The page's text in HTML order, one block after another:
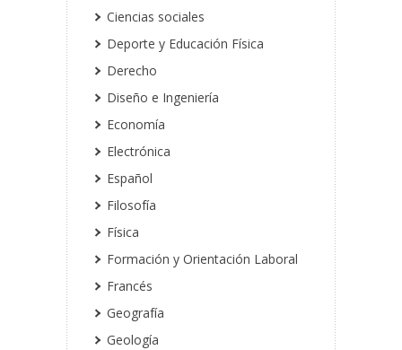
Ciencias sociales
Deporte y Educación Física
Derecho
Diseño e Ingeniería
Economía
Electrónica
Español
Filosofía
Física
Formación y Orientación Laboral
Francés
Geografía
Geología